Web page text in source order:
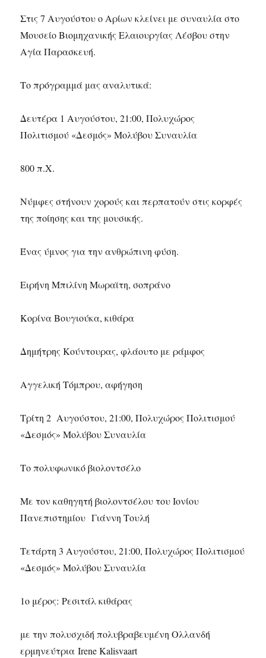
Στις 7 Αυγούστου ο Αρίων κλείνει με συναυλία στο
Μουσείο Βιομηχανικής Ελαιουργίας Λέσβου στην
Αγία Παρασκευή.
Το πρόγραμμά μας αναλυτικά:
Δευτέρα 1 Αυγούστου, 21:00, Πολυχώρος
Πολιτισμού «Δεσμός» Μολύβου Συναυλία
800 π.Χ.
Νύμφες στήνουν χορούς και περπατούν στις κορφές
της ποίησης και της μουσικής.
Ένας ύμνος για την ανθρώπινη φύση.
Ειρήνη Μπιλίνη Μωραϊτη, σοπράνο
Κορίνα Βουγιούκα, κιθάρα
Δημήτρης Κούντουρας, φλάουτο με ράμφος
Αγγελική Τόμπρου, αφήγηση
Τρίτη 2 Αυγούστου, 21:00, Πολυχώρος Πολιτισμού
«Δεσμός» Μολύβου Συναυλία
Το πολυφωνικό βιολοντσέλο
Με τον καθηγητή βιολοντσέλου του Ιονίου
Πανεπιστημίου Γιάννη Τουλή
Τετάρτη 3 Αυγούστου, 21:00, Πολυχώρος Πολιτισμού
«Δεσμός» Μολύβου Συναυλία
1ο μέρος: Ρεσιτάλ κιθάρας
με την πολυσχιδή πολυβραβευμένη Ολλανδή
ερμηνεύτρια Irene Kalisvaart